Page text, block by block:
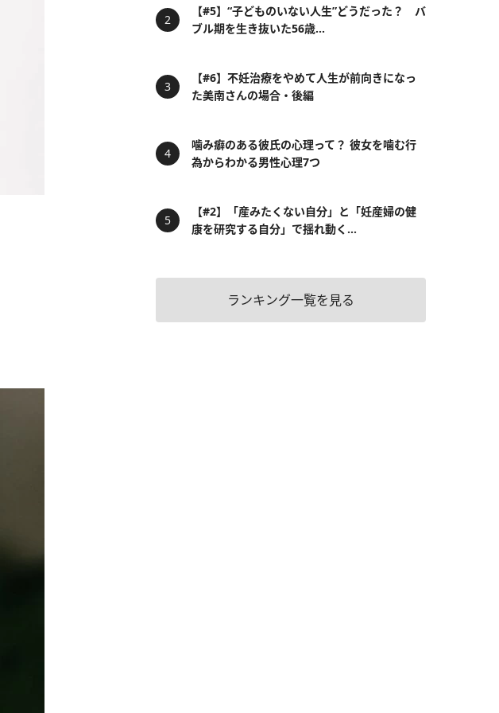
【#5】“子どものいない人生”どうだった？ バ
ブル期を生き抜いた56歳...
【#6】不妊治療をやめて人生が前向きになっ
た美南さんの場合・後編
噛み癖のある彼氏の心理って？ 彼女を噛む行
為からわかる男性心理7つ
【#2】「産みたくない自分」と「妊産婦の健
康を研究する自分」で揺れ動く...
ランキング一覧を見る